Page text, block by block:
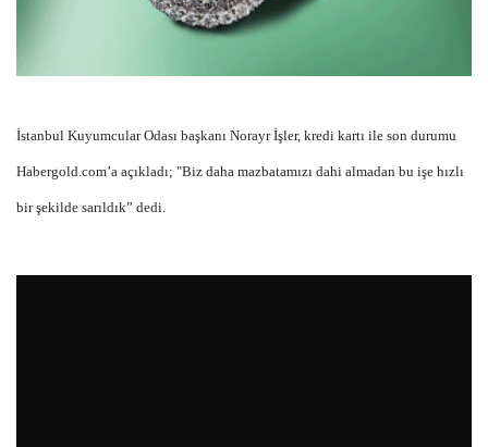
İstanbul Kuyumcular Odası başkanı Norayr İşler, kredi kartı ile son durumu
Habergold.com’a açıkladı; "Biz daha mazbatamızı dahi almadan bu işe hızlı
bir şekilde sarıldık” dedi.